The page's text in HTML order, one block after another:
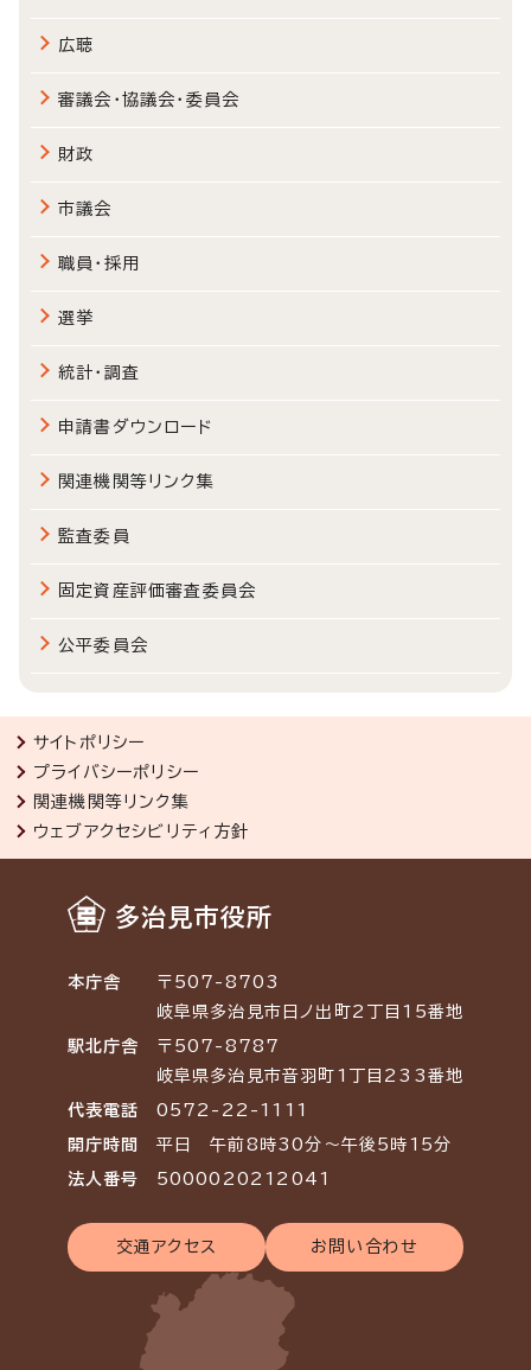
広聴
審議会・協議会・委員会
財政
市議会
職員・採用
選挙
統計・調査
申請書ダウンロード
関連機関等リンク集
監査委員
固定資産評価審査委員会
公平委員会
サイトポリシー
プライバシーポリシー
関連機関等リンク集
ウェブアクセシビリティ方針
多治見市役所
本庁舎
〒507-8703
岐阜県多治見市日ノ出町2丁目15番地
駅北庁舎
〒507-8787
岐阜県多治見市音羽町1丁目233番地
代表電話 0572-22-1111
開庁時間 平日 午前8時30分～午後5時15分
法人番号 5000020212041
交通アクセス お問い合わせ